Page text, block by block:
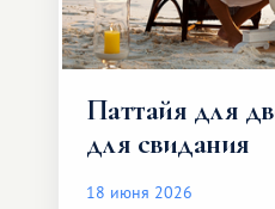
Паттайя для
для свидания
18 июня 2026